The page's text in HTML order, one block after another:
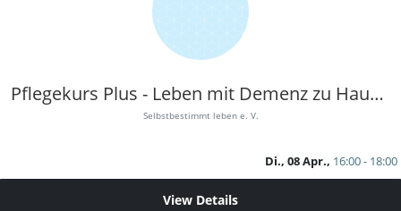
Pflegekurs Plus - Leben mit Demenz zu Hause 1
Selbstbestimmt leben e. V.
Di., 08 Apr., 16:00 - 18:00
View Details